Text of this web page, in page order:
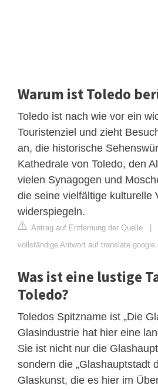
Warum ist Toledo
Toledo ist nach wie vor ein
Touristenziel und zieht
an, die historische
Kathedrale von Toledo, den
vielen Synagogen und
die seine vielfältige kulturelle
widerspiegeln.
Antrag auf Entfernung der Quelle |
vollständige Antwort auf
Was ist eine lustige
Toledo?
Toledos Spitzname ist „Die
Glasindustrie hat hier eine
Sie ist nicht nur die
sondern die „Glashauptstadt
Glaskunst, die es hier im